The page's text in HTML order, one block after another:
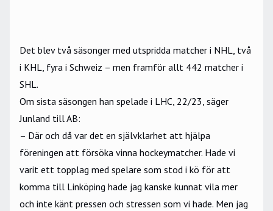
Det blev två säsonger med utspridda matcher i NHL, två
i KHL, fyra i Schweiz – men framför allt 442 matcher i
SHL.
Om sista säsongen han spelade i LHC, 22/23, säger
Junland tillAB:
– Där och då var det en självklarhet att hjälpa
föreningen att försöka vinna hockeymatcher. Hade vi
varit ett topplag med spelare som stod i kö för att
komma till Linköping hade jag kanske kunnat vila mer
och inte känt pressen och stressen som vi hade. Men jag